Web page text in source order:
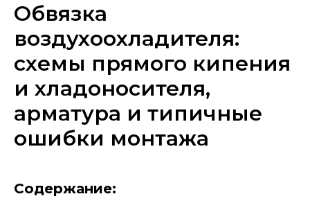
Обвязка
воздухоохладителя:
схемы прямого кипения
и хладоносителя,
арматура и типичные
ошибки монтажа
Содержание: